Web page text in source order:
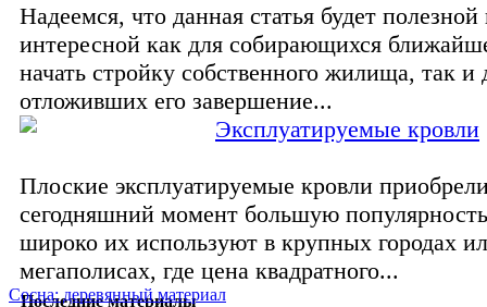
Надеемся, что данная статья будет полезной
интересной как для собирающихся
начать стройку собственного жилища, так и
отложивших его завершение...
Эксплуатируемые кровли
Плоские эксплуатируемые кровли
сегодняшний момент большую
широко их используют в крупных городах
мегаполисах, где цена квадратного...
Последние материалы
Сосна: деревянный материал